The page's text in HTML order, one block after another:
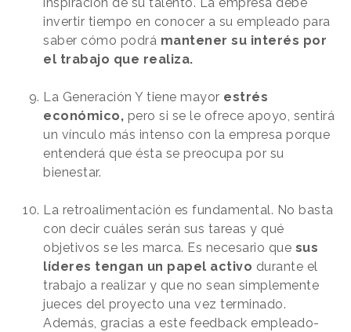
inspiración de su talento. La empresa debe
invertir tiempo en conocer a su empleado para
saber cómo podrá mantener su interés por
el trabajo que realiza.
La Generación Y tiene mayor estrés
económico, pero si se le ofrece apoyo, sentirá
un vínculo más intenso con la empresa porque
entenderá que ésta se preocupa por su
bienestar.
La retroalimentación es fundamental. No basta
con decir cuáles serán sus tareas y qué
objetivos se les marca. Es necesario que sus
líderes tengan un papel activo durante el
trabajo a realizar y que no sean simplemente
jueces del proyecto una vez terminado.
Además, gracias a este feedback empleado-